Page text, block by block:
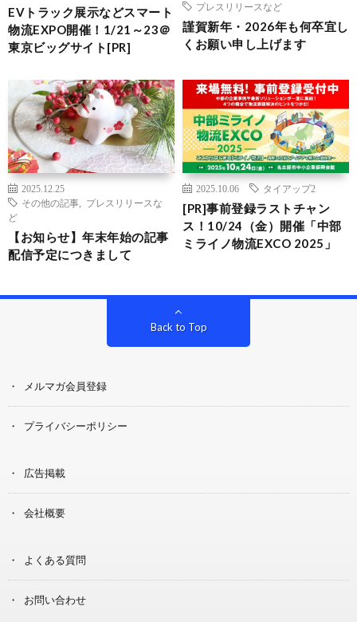
EVトラック展示などスマート
物流EXPO開催！1/21～23＠
東京ビッグサイト[PR]
プレスリリースなど
謹賀新年・2026年も何卒宜し
くお願い申し上げます
2025.12.25
その他の記事
プレスリリースな
ど
【お知らせ】年末年始の記事
配信予定につきまして
2025.10.06 タイアップ2
[PR]事前登録ラストチャン
ス！10/24（金）開催「中部
ミライノ物流EXCO 2025」
Back to Top
メルマガ会員登録
プライバシーポリシー
広告掲載
会社概要
よくある質問
お問い合わせ